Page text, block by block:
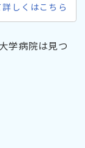
しくはこちら
学病院は見つ